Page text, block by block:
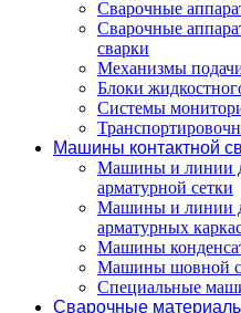
Сварочные
Сварочные
сварки
Механизмы
Блоки
Системы
Машины контактной
Машины и линии
арматурной сетки
Машины и линии
арматурных
Машины
Машины шовной
Специальные
Сварочные